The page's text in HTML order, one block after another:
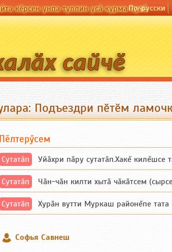
кӗрсен унпа туллин усӑ курма пулӗПо-русски
Подъездри пӗтӗм
Пӗлтерӳсем
Сутатӑп Уйăхри пăру сутатăп.Хакĕ килĕшсе
Сутатӑп Чăн-чăн килти хытă чăкăтсем
Сутатӑп Хурăн вутти Муркаш районĕпе тата
Софья Савнеш